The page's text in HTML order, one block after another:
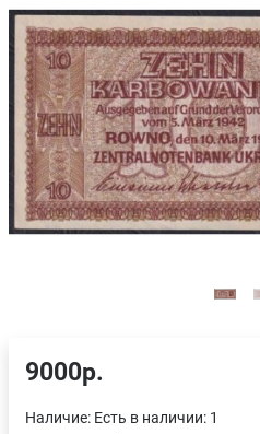
9000р.
Наличие: Есть в наличии: 1